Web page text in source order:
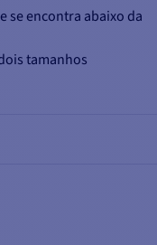
se encontra abaixo da
tamanhos